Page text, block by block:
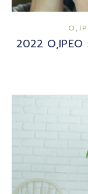
2022 O,IPEO